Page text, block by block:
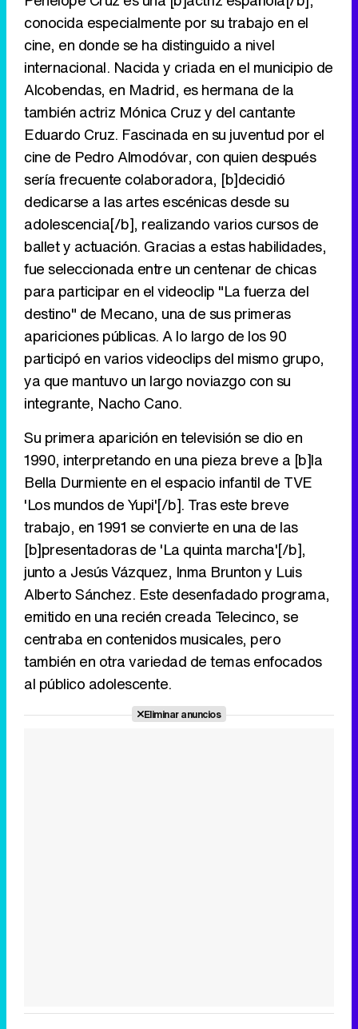
Tráiler en catalán de 'Ravalear', la nueva serie de HBO Max sobre los fondos buitre
Tráiler de la tercera temporada de 'The Walking Dead: Dead City' de AMC+
conocida especialmente por su trabajo en el
cine, en donde se ha distinguido a nivel
internacional. Nacida y criada en el municipio de
Alcobendas, en Madrid, es hermana de la
también actriz Mónica Cruz y del cantante
Eduardo Cruz. Fascinada en su juventud por el
cine de Pedro Almodóvar, con quien después
sería frecuente colaboradora, [b]decidió
dedicarse a las artes escénicas desde su
adolescencia[/b], realizando varios cursos de
ballet y actuación. Gracias a estas habilidades,
fue seleccionada entre un centenar de chicas
para participar en el videoclip "La fuerza del
destino" de Mecano, una de sus primeras
apariciones públicas. A lo largo de los 90
participó en varios videoclips del mismo grupo,
ya que mantuvo un largo noviazgo con su
integrante, Nacho Cano.
Su primera aparición en televisión se dio en
1990, interpretando en una pieza breve a [b]la
Bella Durmiente en el espacio infantil de TVE
'Los mundos de Yupi'[/b]. Tras este breve
trabajo, en 1991 se convierte en una de las
[b]presentadoras de 'La quinta marcha'[/b],
junto a Jesús Vázquez, Inma Brunton y Luis
Alberto Sánchez. Este desenfadado programa,
emitido en una recién creada Telecinco, se
centraba en contenidos musicales, pero
también en otra variedad de temas enfocados
al público adolescente.
Eliminar anuncios